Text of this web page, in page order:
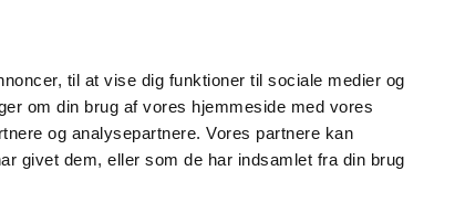
til at vise dig funktioner til sociale medier og
om din brug af vores hjemmeside med vores
og analysepartnere. Vores partnere kan
givet dem, eller som de har indsamlet fra din brug
Nyheder Om os Kontakt Udgivelser
og
Apoteker og salg af
Medicinsk